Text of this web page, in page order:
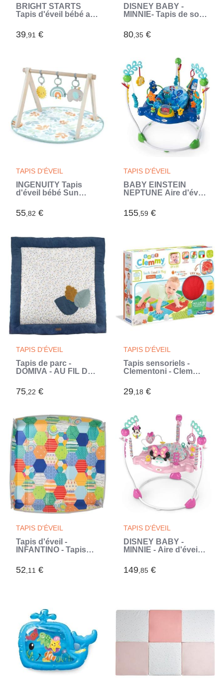
BRIGHT STARTS
Tapis d'éveil bébé au
Jungle Vert- arche
avec jouets
39,91 €
DISNEY BABY -
MINNIE- Tapis de sol
arche avec jouets
sensoriels et
80,35 €
TAPIS D'ÉVEIL
INGENUITY Tapis
d'éveil bébé Sun
bois - 3 jouets
amovibles - pliable
55,82 €
TAPIS D'ÉVEIL
BABY EINSTEIN
NEPTUNE Aire d'éveil
Cadeau Noel bébé,
pivotant 360° Jouet
155,59 €
TAPIS D'ÉVEIL
Tapis de parc -
DOMIVA - AU FIL DE
(Bleu)
75,22 €
TAPIS D'ÉVEIL
Tapis sensoriels -
Clementoni - Clemmy
Bébé - Mixte - 6 mois -
Caoutchouc souple
29,18 €
TAPIS D'ÉVEIL
Tapis d'éveil -
INFANTINO - Tapis
52,11 €
TAPIS D'ÉVEIL
DISNEY BABY -
MINNIE - Aire d'éveil
siege sauteur a
rebonds évolutif,
149,85 €